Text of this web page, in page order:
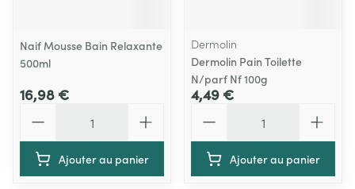
Naif Mousse Bain Relaxante
500ml
16,98 €
Ajouter au panier
Dermolin
Dermolin Pain Toilette
N/parf Nf 100g
4,49 €
Ajouter au panier